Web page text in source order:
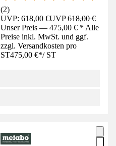
(2)
UVP: 618,00 €UVP618,00 €
Unser Preis — 475,00 € * Alle
Preise inkl. MwSt. und ggf.
zzgl. Versandkosten pro
ST475,00 €*/ ST